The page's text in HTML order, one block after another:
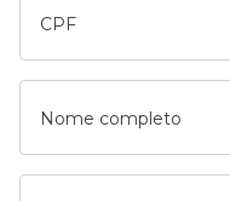
CPF
Nome completo